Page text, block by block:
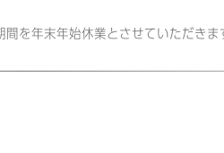
を年末年始休業とさせていただき